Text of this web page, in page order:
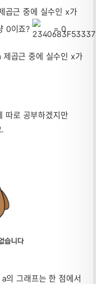
곱근 중에 실수인 x가
0이죠?
= 0
곱근 중에 실수인 x가
따로 공부하겠지만
의 그래프는 한 점에서